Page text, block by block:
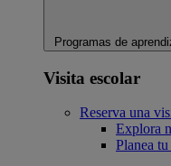
Programas de
Visita escolar
Reserva una
Explora
Planea